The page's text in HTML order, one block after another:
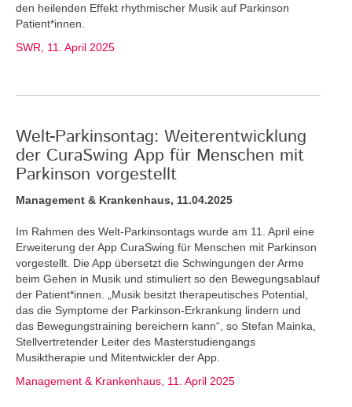
den heilenden Effekt rhythmischer Musik auf Parkinson
Patient*innen.
SWR, 11. April 2025
Welt-Parkinsontag: Weiterentwicklung
der CuraSwing App für Menschen mit
Parkinson vorgestellt
Management & Krankenhaus, 11.04.2025
Im Rahmen des Welt-Parkinsontags wurde am 11. April eine
Erweiterung der App CuraSwing für Menschen mit Parkinson
vorgestellt. Die App übersetzt die Schwingungen der Arme
beim Gehen in Musik und stimuliert so den Bewegungsablauf
der Patient*innen. „Musik besitzt therapeutisches Potential,
das die Symptome der Parkinson-Erkrankung lindern und
das Bewegungstraining bereichern kann“, so Stefan Mainka,
Stellvertretender Leiter des Masterstudiengangs
Musiktherapie und Mitentwickler der App.
Management & Krankenhaus, 11. April 2025